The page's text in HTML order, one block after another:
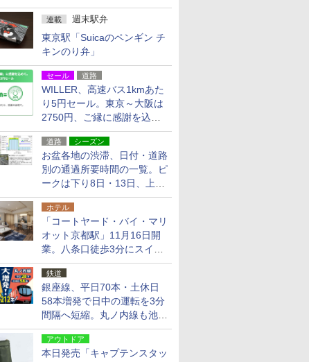
水ギアショーツは1990円に
連載 週末駅弁
東京駅「Suicaのペンギン チ
キンのり弁」
セール 道路
WILLER、高速バス1kmあた
り5円セール。東京～大阪は
2750円、ご縁に感謝を込め
た20周年記念キャンペーン
道路 シーズン
お盆各地の渋滞、日付・道路
別の通過所要時間の一覧。ピ
ークは下り8日・13日、上り
14日・15日
ホテル
「コートヤード・バイ・マリ
オット京都駅」11月16日開
業。八条口徒歩3分にスイー
ト含む全270室、ダイニング
も併設
鉄道
銀座線、平日70本・土休日
58本増発で日中の運転を3分
間隔へ短縮。丸ノ内線も池袋
～中野坂上を4分間隔に
アウトドア
本日発売「キャプテンスタッ